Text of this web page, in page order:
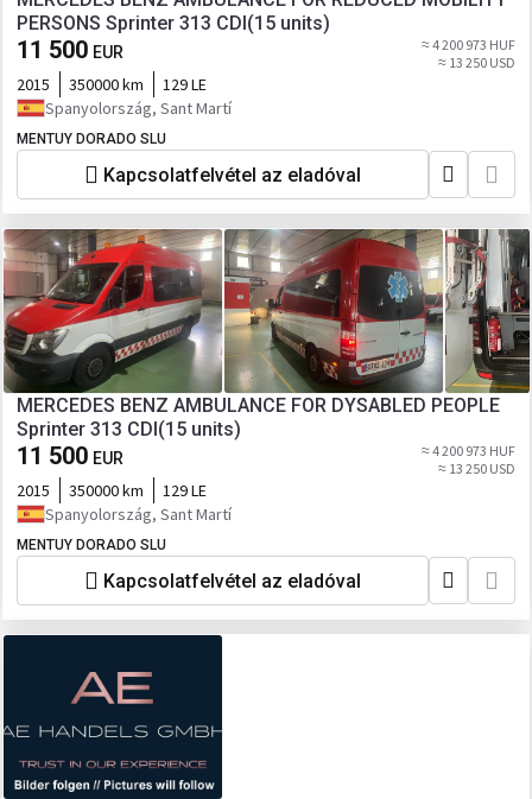
PERSONS Sprinter 313 CDI(15 units)
11 500 EUR
≈ 4 200 973 HUF
≈ 13 250 USD
2015 350000 km
129 LE
Spanyolország, Sant Martí
MENTUY DORADO SLU
Kapcsolatfelvétel az eladóval
MERCEDES BENZ AMBULANCE FOR DYSABLED PEOPLE
Sprinter 313 CDI(15 units)
11 500 EUR
≈ 4 200 973 HUF
≈ 13 250 USD
2015 350000 km
129 LE
Spanyolország, Sant Martí
MENTUY DORADO SLU
Kapcsolatfelvétel az eladóval